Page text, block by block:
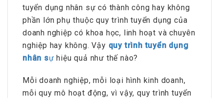
tuyển dụng nhân sự có thành công hay không
phần lớn phụ thuộc quy trình tuyển dụng của
doanh nghiệp có khoa học, linh hoạt và chuyên
nghiệp hay không. Vậy quy trình tuyển dụng
nhân sự hiệu quả như thế nào?
Mỗi doanh nghiệp, mỗi loại hình kinh doanh,
mỗi quy mô hoạt động, vì vậy, quy trình tuyển